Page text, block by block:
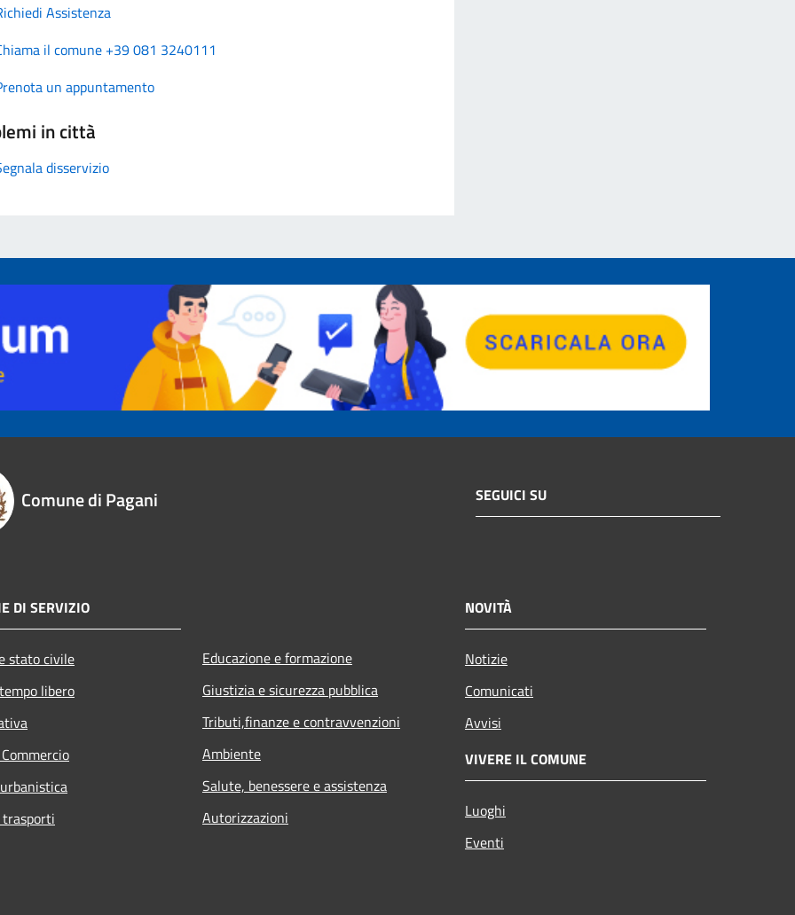
Assistenza
il comune +39 081 3240111
un appuntamento
in città
disservizio
Comune di Pagani SEGUICI SU
DI SERVIZIO
stato civile
libero
Educazione e formazione
Giustizia e sicurezza pubblica
Tributi,finanze e contravvenzioni
Ambiente
Salute, benessere e assistenza
Autorizzazioni
NOVITÀ
Notizie
Comunicati
Avvisi
VIVERE IL COMUNE
Luoghi
Eventi